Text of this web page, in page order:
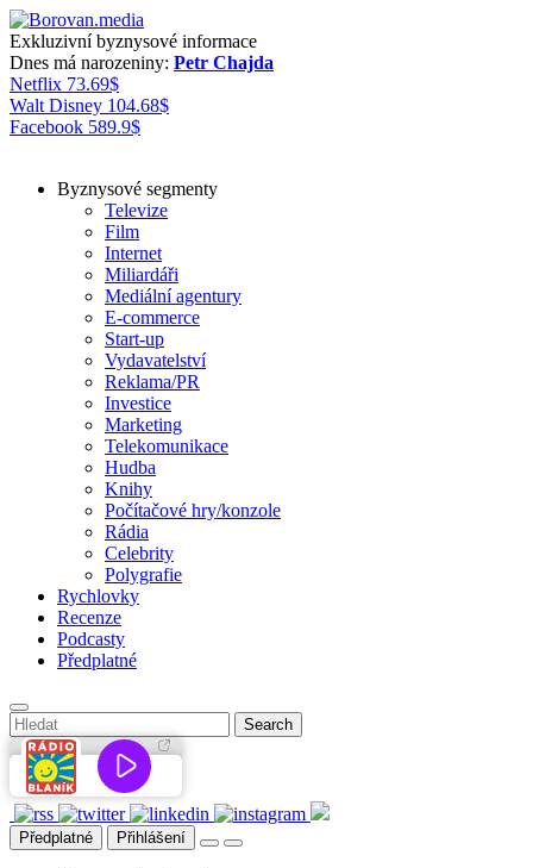
Exkluzivní byznysové informace
Dnes má narozeniny: Petr Chajda
Netflix 73.69$
Walt Disney 104.68$
Facebook 589.9$
Byznysové segmenty
Televize
Film
Internet
Miliardáři
Mediální agentury
E-commerce
Start-up
Vydavatelství
Reklama/PR
Investice
Marketing
Telekomunikace
Hudba
Knihy
Počítačové hry/konzole
Rádia
Celebrity
Polygrafie
Rychlovky
Recenze
Podcasty
Předplatné
Předplatné Přihlášení